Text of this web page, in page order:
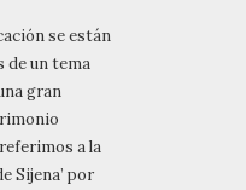
se están
de un tema
gran
a la
Sijena’ por